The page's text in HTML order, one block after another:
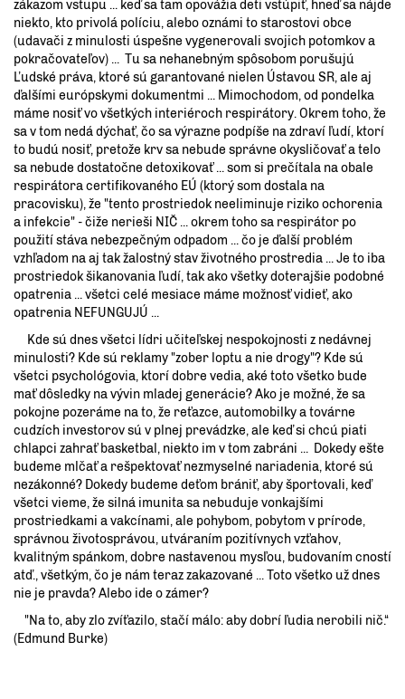
zákazom vstupu ... keď sa tam opovážia deti vstúpiť, hneď sa nájde
niekto, kto privolá políciu, alebo oznámi to starostovi obce
(udavači z minulosti úspešne vygenerovali svojich potomkov a
pokračovateľov) ... Tu sa nehanebným spôsobom porušujú
Ľudské práva, ktoré sú garantované nielen Ústavou SR, ale aj
ďalšími európskymi dokumentmi ... Mimochodom, od pondelka
máme nosiť vo všetkých interiéroch respirátory. Okrem toho, že
sa v tom nedá dýchať, čo sa výrazne podpíše na zdraví ľudí, ktorí
to budú nosiť, pretože krv sa nebude správne okysličovať a telo
sa nebude dostatočne detoxikovať ... som si prečítala na obale
respirátora certifikovaného EÚ (ktorý som dostala na
pracovisku), že "tento prostriedok neeliminuje riziko ochorenia
a infekcie" - čiže nerieši NIČ ... okrem toho sa respirátor po
použití stáva nebezpečným odpadom ... čo je ďalší problém
vzhľadom na aj tak žalostný stav životného prostredia ... Je to iba
prostriedok šikanovania ľudí, tak ako všetky doterajšie podobné
opatrenia ... všetci celé mesiace máme možnosť vidieť, ako
opatrenia NEFUNGUJÚ ...
Kde sú dnes všetci lídri učiteľskej nespokojnosti z nedávnej
minulosti? Kde sú reklamy "zober loptu a nie drogy"? Kde sú
všetci psychológovia, ktorí dobre vedia, aké toto všetko bude
mať dôsledky na vývin mladej generácie? Ako je možné, že sa
pokojne pozeráme na to, že reťazce, automobilky a továrne
cudzích investorov sú v plnej prevádzke, ale keď si chcú piati
chlapci zahrať basketbal, niekto im v tom zabráni ... Dokedy ešte
budeme mlčať a rešpektovať nezmyselné nariadenia, ktoré sú
nezákonné? Dokedy budeme deťom brániť, aby športovali, keď
všetci vieme, že silná imunita sa nebuduje vonkajšími
prostriedkami a vakcínami, ale pohybom, pobytom v prírode,
správnou životosprávou, utváraním pozitívnych vzťahov,
kvalitným spánkom, dobre nastavenou mysľou, budovaním cností
atď., všetkým, čo je nám teraz zakazované ... Toto všetko už dnes
nie je pravda? Alebo ide o zámer?
"Na to, aby zlo zvíťazilo, stačí málo: aby dobrí ľudia nerobili nič.“
(Edmund Burke)